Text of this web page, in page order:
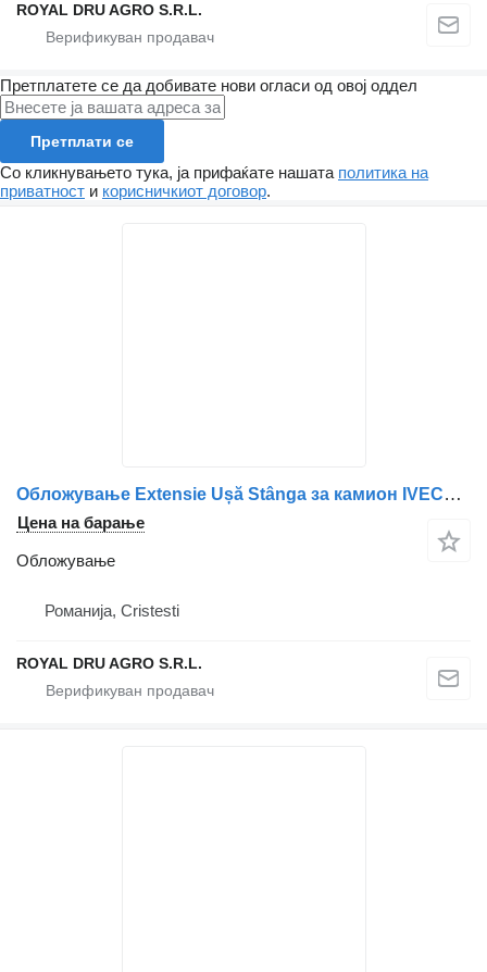
ROYAL DRU AGRO S.R.L.
Претплатете се да добивате нови огласи од овој оддел
Претплати се
Со кликнувањето тука, ја прифаќате нашата политика на
приватност и корисничкиот договор.
Обложување Extensie Ușă Stânga за камион IVECO 7482580811 / 7482510540 – Albă
Цена на барање
Обложување
Романија, Cristesti
ROYAL DRU AGRO S.R.L.